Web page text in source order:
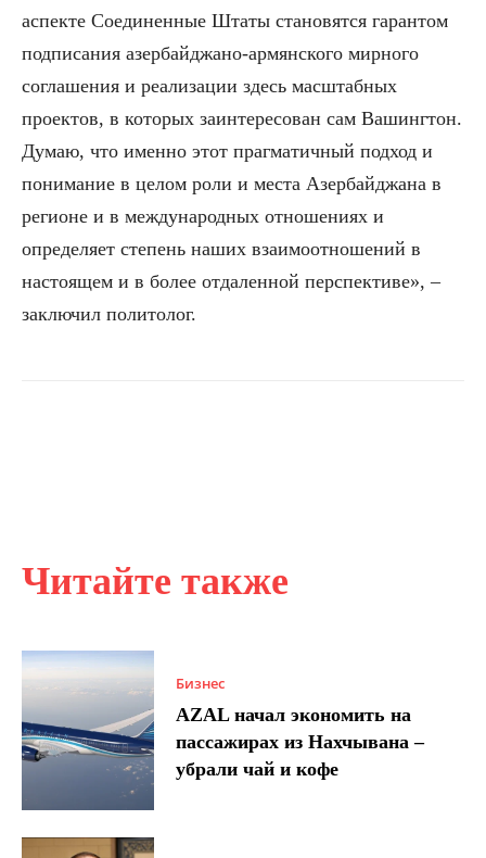
Читайте также
Бизнес
AZAL начал экономить на
пассажирах из Нахчывана –
убрали чай и кофе
аспекте Соединенные Штаты становятся гарантом
подписания азербайджано-армянского мирного
соглашения и реализации здесь масштабных
проектов, в которых заинтересован сам Вашингтон.
Думаю, что именно этот прагматичный подход и
понимание в целом роли и места Азербайджана в
регионе и в международных отношениях и
определяет степень наших взаимоотношений в
настоящем и в более отдаленной перспективе», –
заключил политолог.